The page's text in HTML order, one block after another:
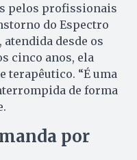
pelos profissionais
do Espectro
desde os
cinco anos, ela
terapêutico. “É uma
de forma
por